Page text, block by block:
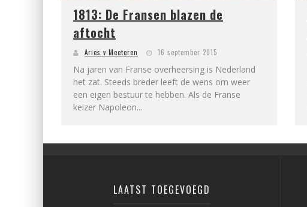
1813: De Fransen blazen de
aftocht
Aries v Meeteren 16 september 2015
Na jaren van Franse overheersing is Nederland
het zat. Steeds breder leeft de wens om weer
een eigen bestuur te hebben. Als de Franse
keizer Napoleon...
LAATST TOEGEVOEGD